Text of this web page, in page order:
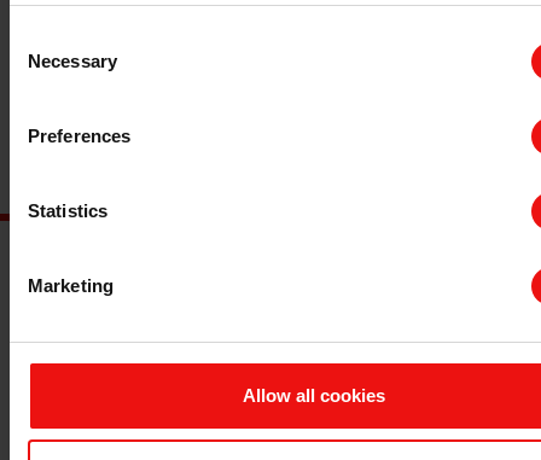
Selection
Necessary
Preferences
Statistics
Marketing
Allow all cookies
她目前还担任挪威海鲜理事会主席、挪威皇家鲑鱼公司董
埃肯公司股票持有数：
查询 TDS/SDS
最新ESG报告